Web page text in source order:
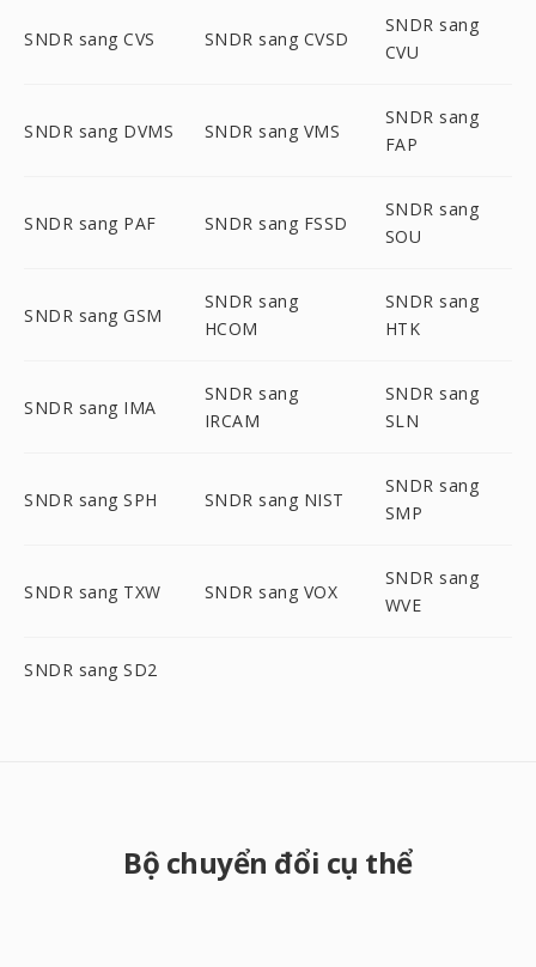
SNDR sang CVS SNDR sang CVSD
SNDR sang
CVU
SNDR sang DVMS SNDR sang VMS
SNDR sang
FAP
SNDR sang PAF SNDR sang FSSD
SNDR sang
SOU
SNDR sang GSM
SNDR sang
HCOM
SNDR sang
HTK
SNDR sang IMA
SNDR sang
IRCAM
SNDR sang
SLN
SNDR sang SPH SNDR sang NIST
SNDR sang
SMP
SNDR sang TXW SNDR sang VOX
SNDR sang
WVE
SNDR sang SD2
Bộ chuyển đổi cụ thể